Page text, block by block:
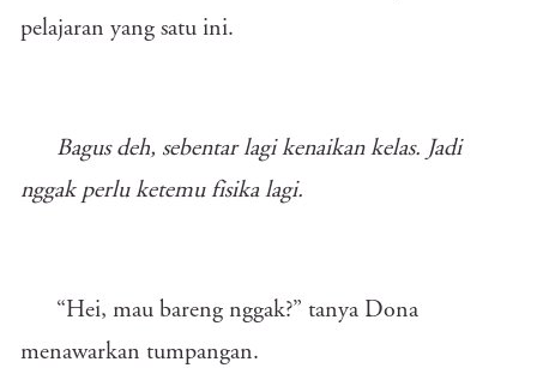
pelajaran yang satu ini.
Bagus deh, sebentar lagi kenaikan kelas. Jadi
nggak perlu ketemu fisika lagi.
“Hei, mau bareng nggak?” tanya Dona
menawarkan tumpangan.